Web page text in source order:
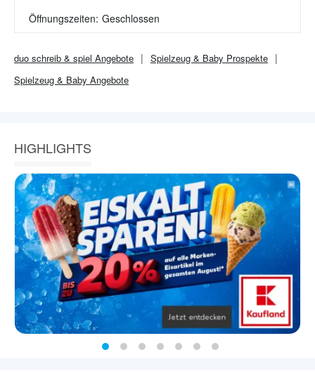
Öffnungszeiten: Geschlossen
duo schreib & spiel Angebote Spielzeug & Baby Prospekte
Spielzeug & Baby Angebote
HIGHLIGHTS